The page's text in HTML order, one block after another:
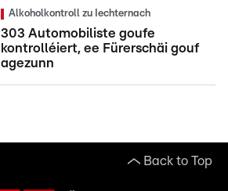
Alkoholkontroll zu Iechternach
303 Automobiliste goufe
kontrolléiert, ee Fürerschäi gouf
agezunn
Back to Top